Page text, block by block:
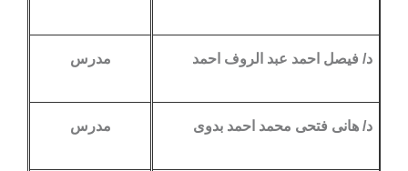
د/ فيصل احمد عبد الروف احمد مدرس
د/ هانى فتحى محمد احمد بدوى مدرس